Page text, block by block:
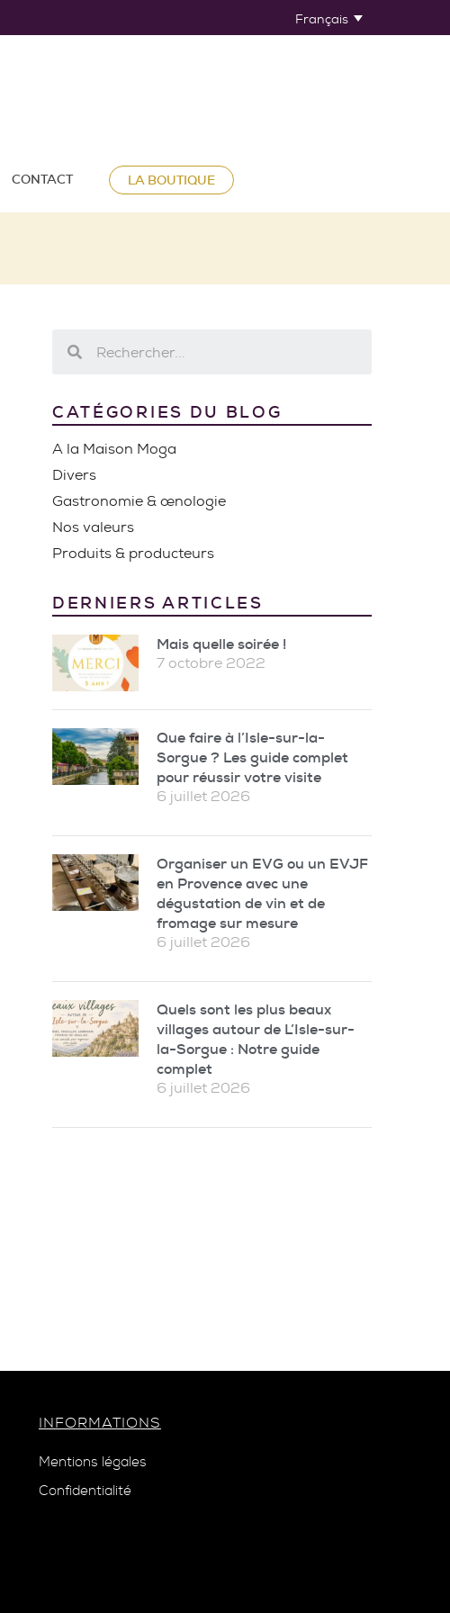
Français
CONTACT LA BOUTIQUE
CATÉGORIES DU BLOG
A la Maison Moga
Divers
Gastronomie & œnologie
Nos valeurs
Produits & producteurs
DERNIERS ARTICLES
Mais quelle soirée !
7 octobre 2022
Que faire à l’Isle-sur-la-
Sorgue ? Les guide complet
pour réussir votre visite
6 juillet 2026
Organiser un EVG ou un EVJF
en Provence avec une
dégustation de vin et de
fromage sur mesure
6 juillet 2026
Quels sont les plus beaux
villages autour de L’Isle-sur-
la-Sorgue : Notre guide
complet
6 juillet 2026
INFORMATIONS
Mentions légales
Confidentialité